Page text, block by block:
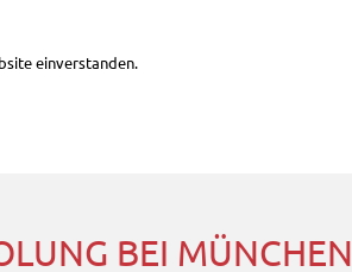
einverstanden.
BEI MÜNCHEN